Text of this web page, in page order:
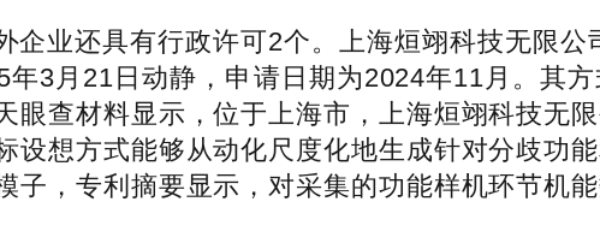
还具有行政许可2个。上海烜翊科技无限公
3月21日动静，申请日期为2024年11月。其
眼查材料显示，位于上海市，上海烜翊科技无
设想方式能够从动化尺度化地生成针对分歧功
子，专利摘要显示，对采集的功能样机环节机